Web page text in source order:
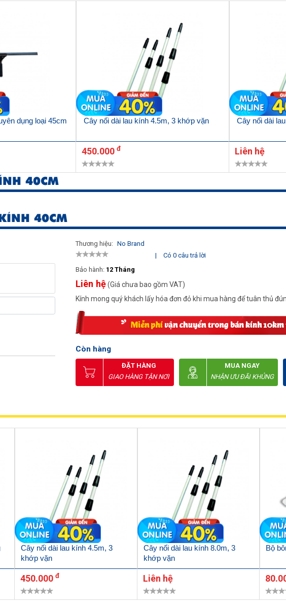
dụng loại 45cm Cây nối dài lau kính 4.5m, 3 khớp vặn
450.000 đ
Cây nối dài
Liên hệ
40CM
40CM
Thương hiệu: No Brand
|
Có 0 câu trả lời
Bảo hành: 12 Tháng
Liên hệ(Giá chưa bao gồm VAT)
Kính mong quý khách lấy hóa đơn đỏ khi mua hàng để tuân thủ
Còn hàng
ĐẶT HÀNG
GIAO HÀNG TẬN NƠI
MUA NGAY
NHẬN ƯU ĐÃI KHỦNG
Cây nối dài lau kính 4.5m, 3
khớp vặn
450.000đ
Cây nối dài lau kính 8.0m, 3
khớp vặn
Liên hệ
Bộ